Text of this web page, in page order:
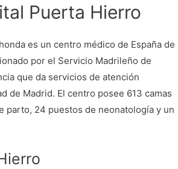
Puerta Hierro
es un centro médico de España de
por el Servicio Madrileño de
que da servicios de atención
de Madrid. El centro posee 613 camas
parto, 24 puestos de neonatología y un